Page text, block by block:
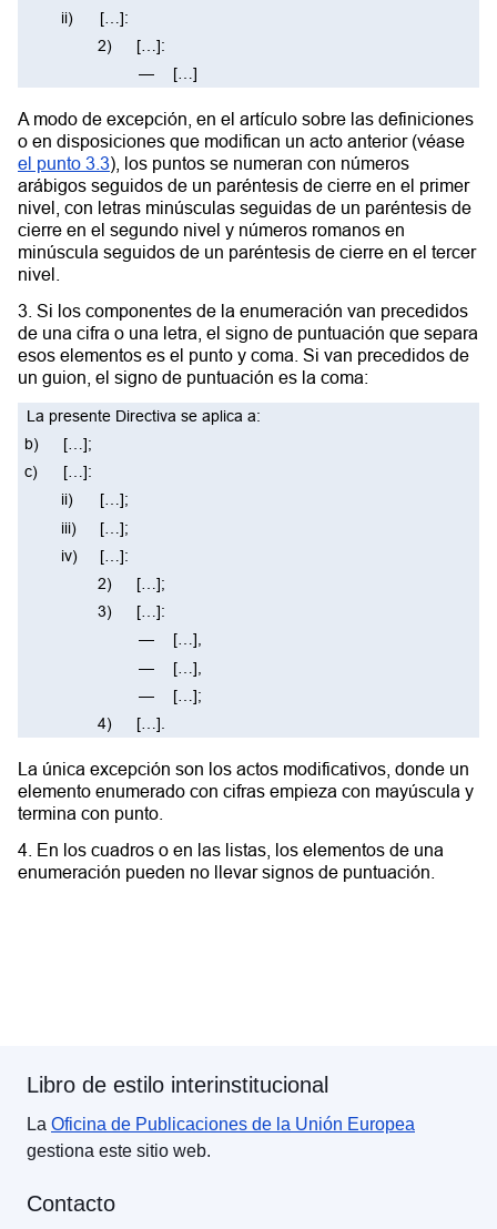
Libro de estilo interinstitucional
La Oficina de Publicaciones de la Unión Europea
gestiona este sitio web.
Contacto